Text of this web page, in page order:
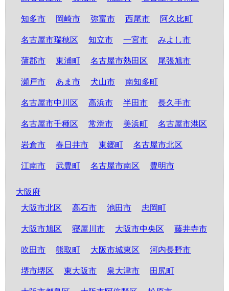
知多市 岡崎市 弥富市 西尾市 阿久比町
名古屋市瑞穂区 知立市 一宮市 みよし市
蒲郡市 東浦町 名古屋市熱田区 尾張旭市
瀬戸市 あま市 犬山市 南知多町
名古屋市中川区 高浜市 半田市 長久手市
名古屋市千種区 常滑市 美浜町 名古屋市港区
岩倉市 春日井市 東郷町 名古屋市北区
江南市 武豊町 名古屋市南区 豊明市
大阪府
大阪市北区
高石市 池田市 忠岡町
大阪市旭区 寝屋川市 大阪市中央区 藤井寺市
吹田市 熊取町 大阪市城東区 河内長野市
堺市堺区 東大阪市 泉大津市 田尻町